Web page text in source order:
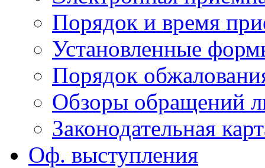
Порядок и время
Установленные
Порядок
Обзоры обращений
Законодательная
Оф. выступления